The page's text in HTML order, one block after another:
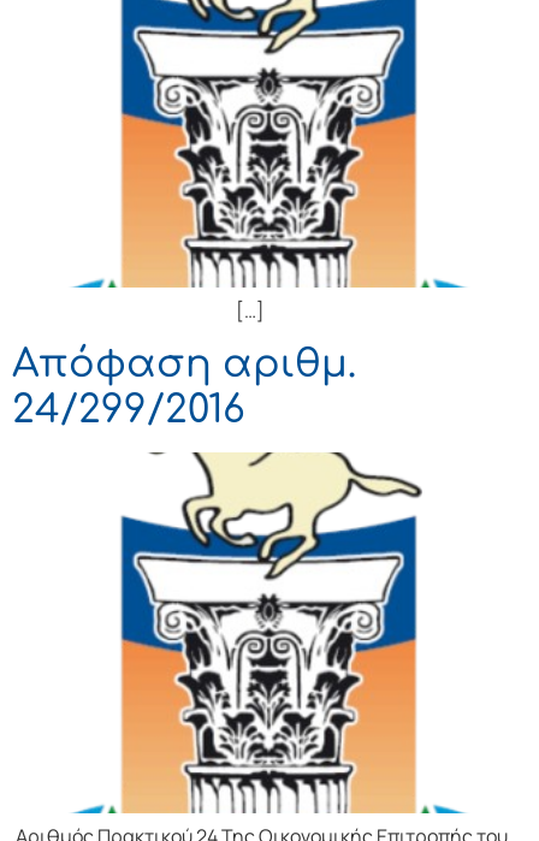
[…]
Απόφαση αριθμ.
24/299/2016